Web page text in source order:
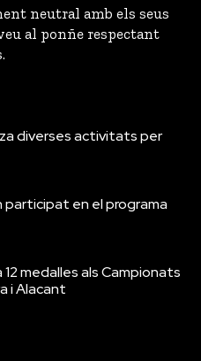
neutral amb els seus
al ponñe respectant
diverses activitats per
en el programa
12 medalles als Campionats
i Alacant